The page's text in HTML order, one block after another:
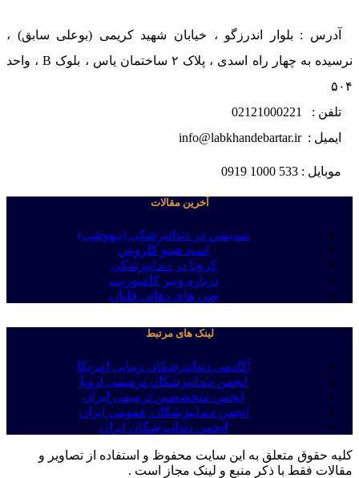
آدرس : بلوار اندرزگو ، خیابان شهید کریمی (بوعلی سابق) ،
نرسیده به چهار راه اسدی ، پلاک ۲ ساختمان یاس ، بلوک B ، واحد
۵۰۴
تلفن : 02121000221
ایمیل : info@labkhandebartar.ir
موبایل : 533 1000 0919
آخرین مقالات
سدیشن در دندانپزشکی (بیهوشی)
اسید هیپو کلروس
کرونا در دندانپزشکی
درباره ونیر کامپوزیت
ضررهای دهانی قلیان
لینک های مرتبط
آکادمی دندانپزشکان زیبایی امریکا
انجمن دندانپزشکان ترمیمی اروپا
انجمن متخصصین ترمیمی ایران
انجمن دندانپزشکان عمومی ایران
انجمن دندانپزشکان ایران
کلیه حقوق متعلق به این سایت محفوظ و استفاده از تصاویر و
مقالات فقط با ذکر منبع و لینک مجاز است .